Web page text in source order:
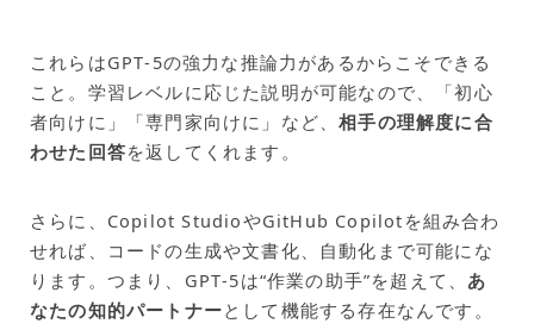
これらはGPT‑5の強力な推論力があるからこそできる
こと。学習レベルに応じた説明が可能なので、「初心
者向けに」「専門家向けに」など、相手の理解度に合
わせた回答を返してくれます。
さらに、Copilot StudioやGitHub Copilotを組み合わ
せれば、コードの生成や文書化、自動化まで可能にな
ります。つまり、GPT‑5は“作業の助手”を超えて、 あ
なたの知的パートナーとして機能する存在なんです。